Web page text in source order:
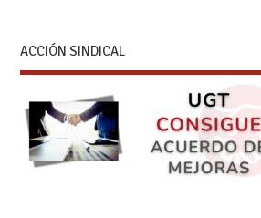
ACCIÓN SINDICAL